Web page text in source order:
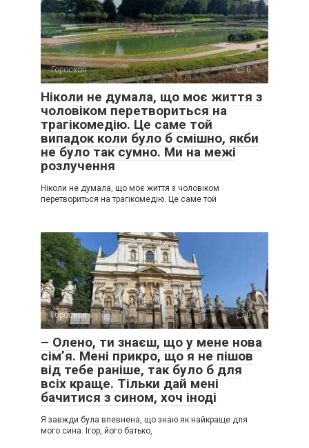
Гороскоп 0
Ніколи не думала, що моє життя з
чоловіком перетвориться на
трагікомедію. Це саме той
випадок коли було б смішно, якби
не було так сумно. Ми на межі
розлучення
Ніколи не думала, що моє життя з чоловіком
перетвориться на трагікомедію. Це саме той
Гороскоп 0
– Олено, ти знаєш, що у мене нова
сім’я. Мені прикро, що я не пішов
від тебе раніше, так було б для
всіх краще. Тільки дай мені
бачитися з сином, хоч іноді
Я завжди була впевнена, що знаю як найкраще для
мого сина. Ігор, його батько,